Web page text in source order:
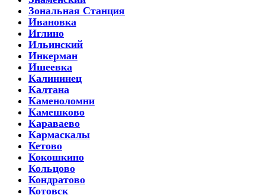
Зональная Станция
Ивановка
Иглино
Ильинский
Инкерман
Ишеевка
Калининец
Калтана
Каменоломни
Камешково
Караваево
Кармаскалы
Кетово
Кокошкино
Кольцово
Кондратово
Котовск